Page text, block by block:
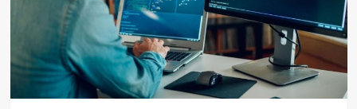
розбір
поняття
в
алгоритмах
та